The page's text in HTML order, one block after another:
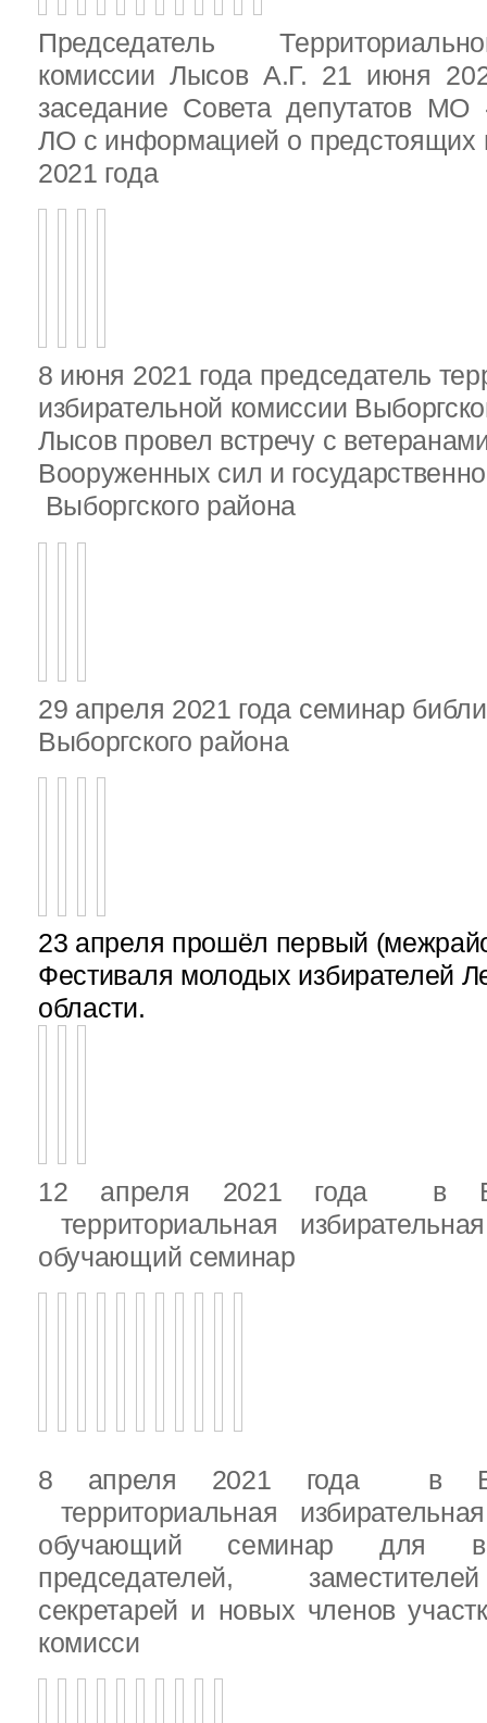
Председатель
комиссии Лысов А.Г. 21 июня
заседание Совета депутатов МО
ЛО с информацией о предстоящих
2021 года
8 июня 2021 года председатель
избирательной комиссии
Лысов провел встречу с
Вооруженных сил и
Выборгского района
29 апреля 2021 года семинар
Выборгского района
23 апреля прошёл первый
Фестиваля молодых избирателей
области.
12 апреля 2021 года в
территориальная
обучающий семинар
8 апреля 2021 года в
территориальная
обучающий семинар для
председателей,
секретарей и новых членов
комисси